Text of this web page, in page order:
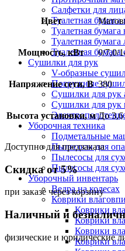
Салфетки для
Туалетная
Туалетная
Туалетная бумага
Туалетная
Сушилки для рук
V-образные
Погружные
Сушилки для рук
Сушилки для рук
Уборочная техника
Подметальные
Пылесосы для
Пылесосы для
Пылесосы для
Уборочный инвентарь
Ведра на колесах
Коврики
Коврики
Коврики
Коврики
Коврики
Цвет
Мощность, кВт 0/7,0/
Напряжение сети, В 380
Высота установки, м До 3,6
Доступно для предзаказа
Скидка от 5%
при заказе через корзину
Наличный и
физические и юридические